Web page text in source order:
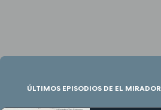
ÚLTIMOS EPISODIOS DE EL MIRADOR